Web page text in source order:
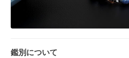
鑑別について